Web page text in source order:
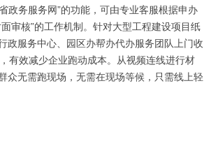
政务服务网”的功能，可由专业客服根据申办
审核”的工作机制。针对大型工程建设项目纸
政服务中心、园区办帮办代办服务团队上门收
有效减少企业跑动成本。从视频连线进行材
众无需跑现场，无需在现场等候，只需线上轻